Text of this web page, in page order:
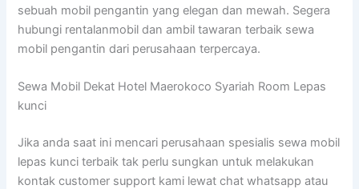
sebuah mobil pengantin yang elegan dan mewah. Segera
hubungi rentalanmobil dan ambil tawaran terbaik sewa
mobil pengantin dari perusahaan terpercaya.
Sewa Mobil Dekat Hotel Maerokoco Syariah Room Lepas
kunci
Jika anda saat ini mencari perusahaan spesialis sewa mobil
lepas kunci terbaik tak perlu sungkan untuk melakukan
kontak customer support kami lewat chat whatsapp atau